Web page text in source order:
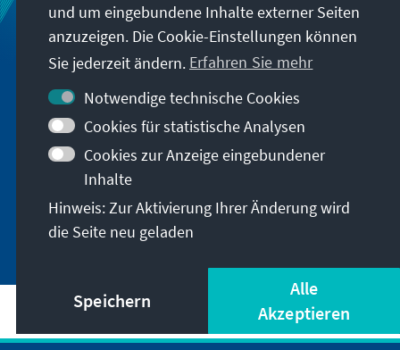
Der Wert der Globalen Gesundheit
und um eingebundene Inhalte externer Seiten
anzuzeigen. Die Cookie-Einstellungen können
Sie jederzeit ändern. Erfahren Sie mehr
Notwendige technische Cookies
Cookies für statistische Analysen
Cookies zur Anzeige eingebundener
Inhalte
Hinweis: Zur Aktivierung Ihrer Änderung wird
die Seite neu geladen
Speichern
Alle
Akzeptieren